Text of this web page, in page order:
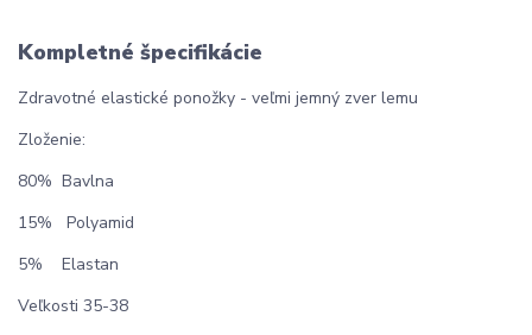
Kompletné špecifikácie
Zdravotné elastické ponožky - veľmi jemný zver lemu
Zloženie:
80% Bavlna
15% Polyamid
5% Elastan
Veľkosti 35-38